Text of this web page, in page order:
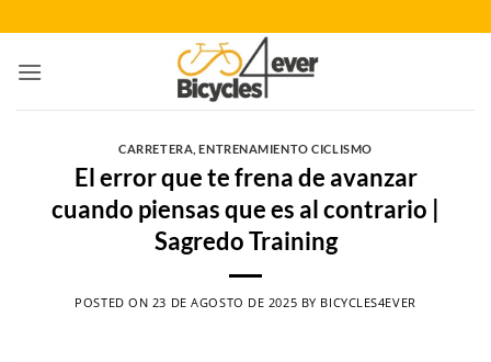
al
contenido
CARRETERA ,ENTRENAMIENTO CICLISMO
El error que te frena de avanzar
cuando piensas que es al contrario |
Sagredo Training
POSTED ON 23 DE AGOSTO DE 2025 BY BICYCLES4EVER